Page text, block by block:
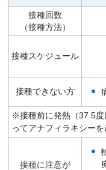
接種回数
（接種方法）
接種スケジュール
接種できない方
※接種前に発熱（37.5度
ってアナフィラキシー
接種に注意が